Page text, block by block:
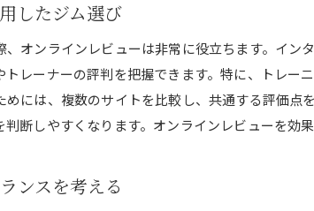
仕事や家事と両立でき
ストレスフリーな環境
したジム選び
オンラインレビューは非常に役立ちます。イ
レーナーの評判を把握できます。特に、トレー
には、複数のサイトを比較し、共通する評価
断しやすくなります。オンラインレビューを効
ンスを考える